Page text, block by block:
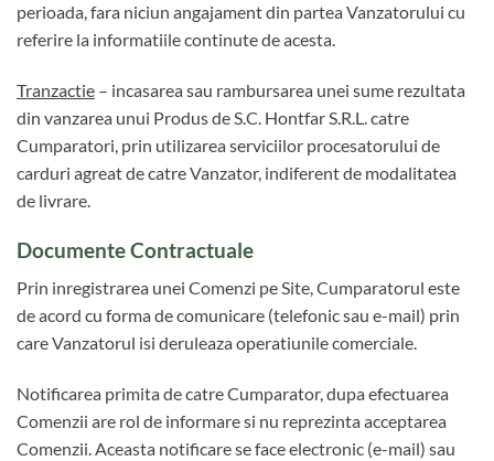
perioada, fara niciun angajament din partea Vanzatorului cu
referire la informatiile continute de acesta.
Tranzactie – incasarea sau rambursarea unei sume rezultata
din vanzarea unui Produs de S.C. Hontfar S.R.L. catre
Cumparatori, prin utilizarea serviciilor procesatorului de
carduri agreat de catre Vanzator, indiferent de modalitatea
de livrare.
Documente Contractuale
Prin inregistrarea unei Comenzi pe Site, Cumparatorul este
de acord cu forma de comunicare (telefonic sau e-mail) prin
care Vanzatorul isi deruleaza operatiunile comerciale.
Notificarea primita de catre Cumparator, dupa efectuarea
Comenzii are rol de informare si nu reprezinta acceptarea
Comenzii. Aceasta notificare se face electronic (e-mail) sau